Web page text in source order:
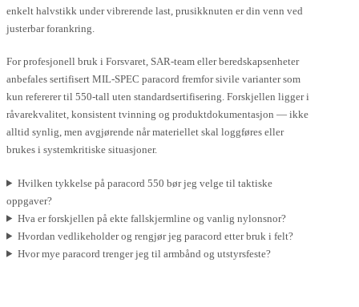
enkelt halvstikk under vibrerende last, prusikknuten er din venn ved
justerbar forankring.
For profesjonell bruk i Forsvaret, SAR-team eller beredskapsenheter
anbefales sertifisert MIL-SPEC paracord fremfor sivile varianter som
kun refererer til 550-tall uten standardsertifisering. Forskjellen ligger i
råvarekvalitet, konsistent tvinning og produktdokumentasjon — ikke
alltid synlig, men avgjørende når materiellet skal loggføres eller
brukes i systemkritiske situasjoner.
Hvilken tykkelse på paracord 550 bør jeg velge til taktiske
oppgaver?
Hva er forskjellen på ekte fallskjermline og vanlig nylonsnor?
Hvordan vedlikeholder og rengjør jeg paracord etter bruk i felt?
Hvor mye paracord trenger jeg til armbånd og utstyrsfeste?